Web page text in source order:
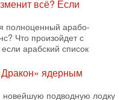
Израиля. Достаточно
ба-алия», когда
на самом деле
Израиля Биньямина
с Дональдом Трампом
ответов. Полная
всё? Если
полноценный арабо-
Что произойдет с
арабский список
ядерным
новейшую подводную лодку